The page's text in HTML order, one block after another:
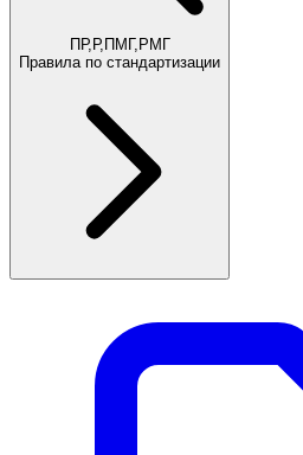
ПР,Р,ПМГ,РМГ
Правила по стандартизации